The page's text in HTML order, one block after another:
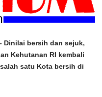
Dinilai bersih dan sejuk,
Kehutanan RI kembali
satu Kota bersih di